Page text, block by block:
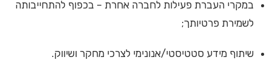
במקרי העברת פעילות לחברה אחרת – בכפוף להתחייבותה
לשמירת פרטיותך;
שיתוף מידע סטטיסטי/אנונימי לצרכי מחקר ושיווק.